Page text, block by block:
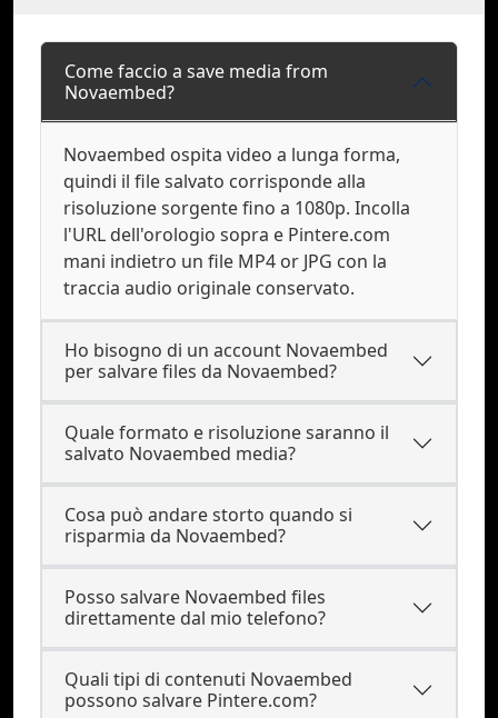
Come faccio a save media from
Novaembed?
Novaembed ospita video a lunga forma,
quindi il file salvato corrisponde alla
risoluzione sorgente fino a 1080p. Incolla
l'URL dell'orologio sopra e Pintere.com
mani indietro un file MP4 or JPG con la
traccia audio originale conservato.
Ho bisogno di un account Novaembed
per salvare files da Novaembed?
Quale formato e risoluzione saranno il
salvato Novaembed media?
Cosa può andare storto quando si
risparmia da Novaembed?
Posso salvare Novaembed files
direttamente dal mio telefono?
Quali tipi di contenuti Novaembed
possono salvare Pintere.com?